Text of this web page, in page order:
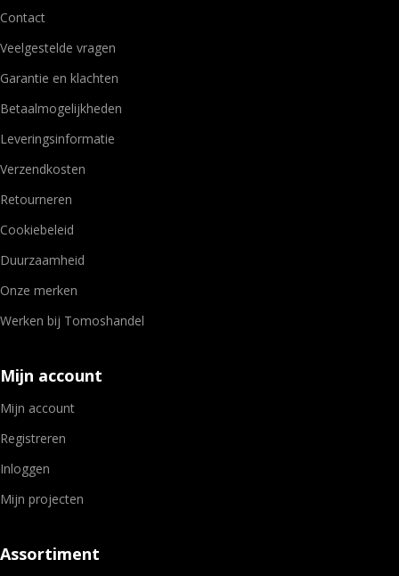
Contact
Veelgestelde vragen
Garantie en klachten
Betaalmogelijkheden
Leveringsinformatie
Verzendkosten
Retourneren
Cookiebeleid
Duurzaamheid
Onze merken
Werken bij Tomoshandel
Mijn account
Mijn account
Registreren
Inloggen
Mijn projecten
Assortiment